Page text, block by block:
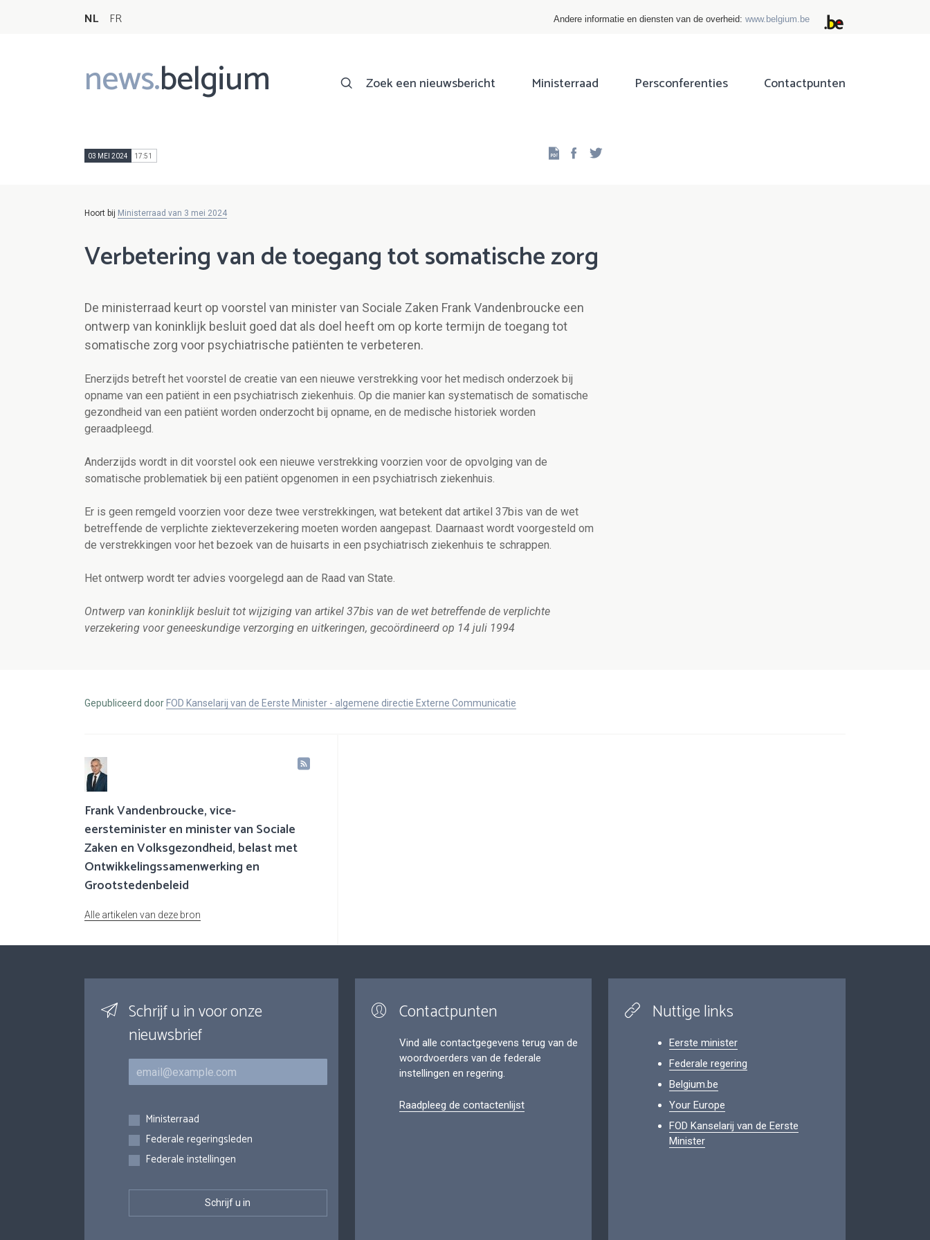
NL FR Andere informatie en diensten van de overheid: www.belgium.be
news.belgium
Main
navigation
Zoek een nieuwsbericht Ministerraad Persconferenties Contactpunten
03 MEI 2024 17:51 Facebook
Hoort bij Ministerraad van 3 mei 2024
Verbetering van de toegang tot somatische zorg
De ministerraad keurt op voorstel van minister van Sociale Zaken Frank Vandenbroucke een
ontwerp van koninklijk besluit goed dat als doel heeft om op korte termijn de toegang tot
somatische zorg voor psychiatrische patiënten te verbeteren.
Enerzijds betreft het voorstel de creatie van een nieuwe verstrekking voor het medisch onderzoek bij
opname van een patiënt in een psychiatrisch ziekenhuis. Op die manier kan systematisch de somatische
gezondheid van een patiënt worden onderzocht bij opname, en de medische historiek worden
geraadpleegd.
Anderzijds wordt in dit voorstel ook een nieuwe verstrekking voorzien voor de opvolging van de
somatische problematiek bij een patiënt opgenomen in een psychiatrisch ziekenhuis.
Er is geen remgeld voorzien voor deze twee verstrekkingen, wat betekent dat artikel 37bis van de wet
betreffende de verplichte ziekteverzekering moeten worden aangepast. Daarnaast wordt voorgesteld om
de verstrekkingen voor het bezoek van de huisarts in een psychiatrisch ziekenhuis te schrappen.
Het ontwerp wordt ter advies voorgelegd aan de Raad van State.
Ontwerp van koninklijk besluit tot wijziging van artikel 37bis van de wet betreffende de verplichte
verzekering voor geneeskundige verzorging en uitkeringen, gecoördineerd op 14 juli 1994
Gepubliceerd door FOD Kanselarij van de Eerste Minister - algemene directie Externe Communicatie
Frank Vandenbroucke, vice-
eersteminister en minister van Sociale
Zaken en Volksgezondheid, belast met
Ontwikkelingssamenwerking en
Grootstedenbeleid
Alle artikelen van deze bron
Schrijf u in voor onze
nieuwsbrief
E-mail
Inschrijvingen
Ministerraad
Federale regeringsleden
Federale instellingen
Contactpunten
Vind alle contactgegevens terug van de
woordvoerders van de federale
instellingen en regering.
Raadpleeg de contactenlijst
Nuttige links
Eerste minister
Federale regering
Belgium.be
Your Europe
FOD Kanselarij van de Eerste
Minister